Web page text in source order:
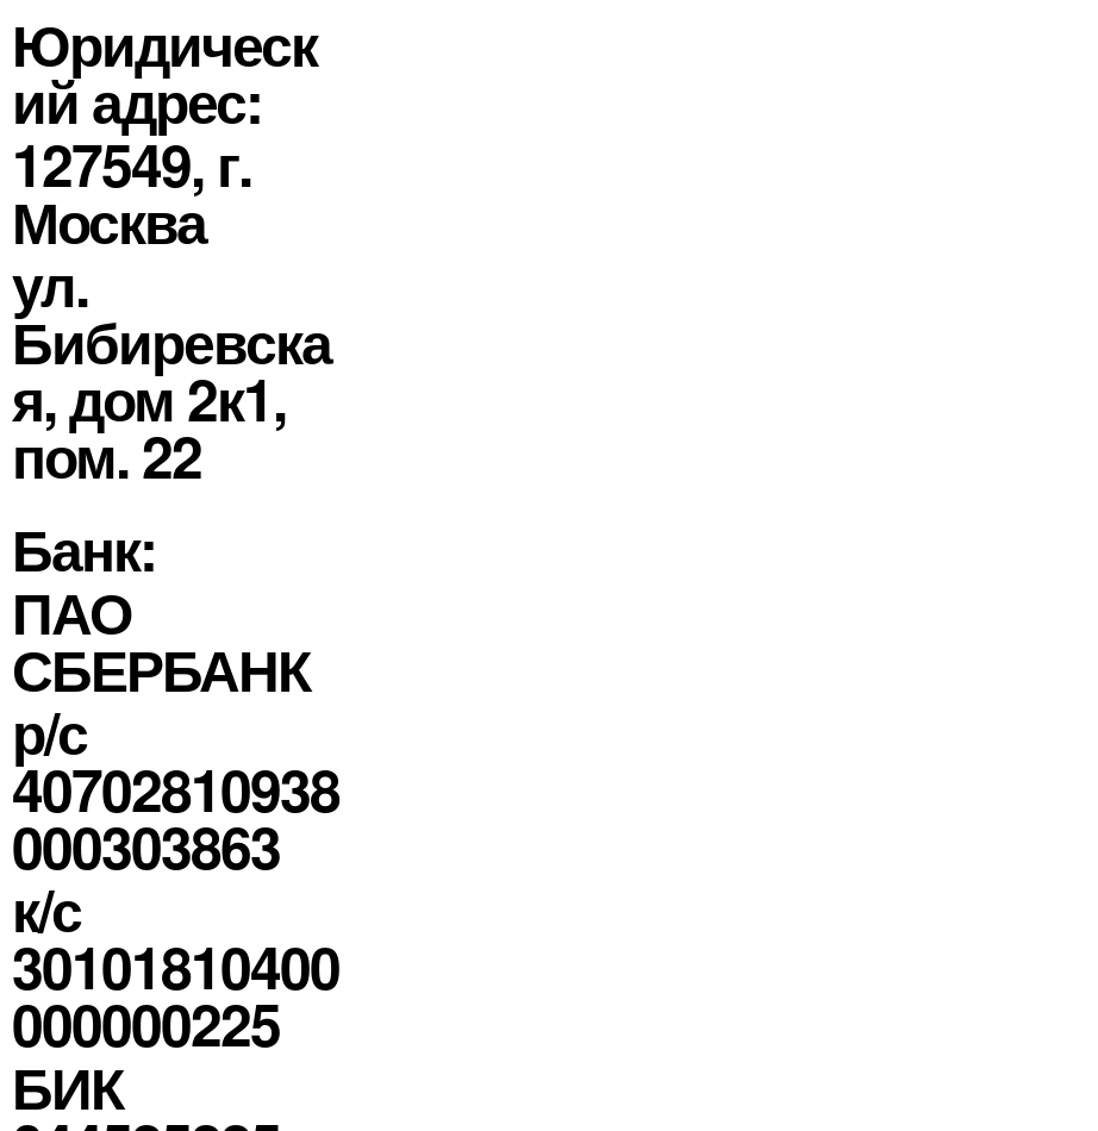
Юридическ
ий адрес:
127549, г.
Москва
ул.
Бибиревска
я, дом 2к1,
пом. 22
Банк:
ПАО
СБЕРБАНК
р/с
40702810938
000303863
к/с
30101810400
000000225
БИК